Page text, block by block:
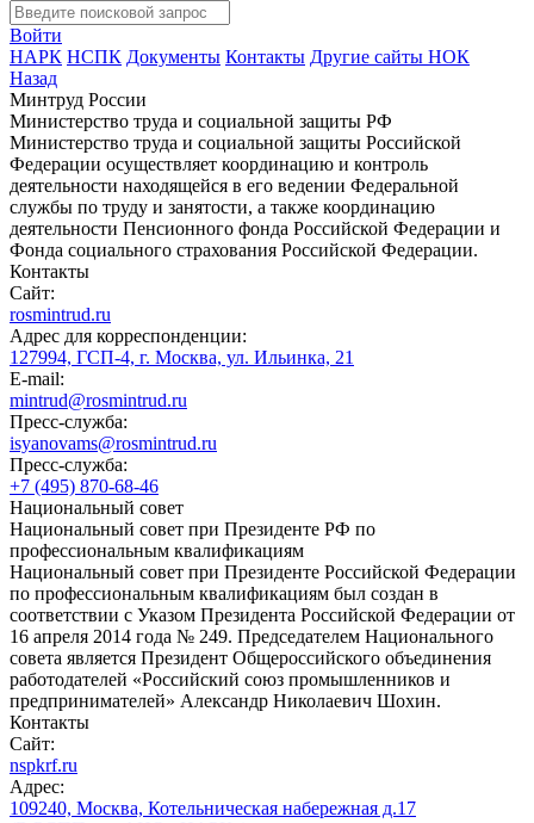
Войти
НАРК НСПК Документы Контакты Другие сайты НОК
Назад
Минтруд России
Министерство труда и социальной защиты РФ
Министерство труда и социальной защиты Российской
Федерации осуществляет координацию и контроль
деятельности находящейся в его ведении Федеральной
службы по труду и занятости, а также координацию
деятельности Пенсионного фонда Российской Федерации и
Фонда социального страхования Российской Федерации.
Контакты
Сайт:
rosmintrud.ru
Адрес для корреспонденции:
127994, ГСП-4, г. Москва, ул. Ильинка, 21
E-mail:
mintrud@rosmintrud.ru
Пресс-служба:
isyanovams@rosmintrud.ru
Пресс-служба:
+7 (495) 870-68-46
Национальный совет
Национальный совет при Президенте РФ по
профессиональным квалификациям
Национальный совет при Президенте Российской Федерации
по профессиональным квалификациям был создан в
соответствии с Указом Президента Российской Федерации от
16 апреля 2014 года № 249. Председателем Национального
совета является Президент Общероссийского объединения
работодателей «Российский союз промышленников и
предпринимателей» Александр Николаевич Шохин.
Контакты
Сайт:
nspkrf.ru
Адрес:
109240, Москва, Котельническая набережная д.17